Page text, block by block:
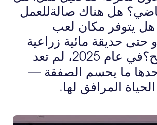
هل هناك صالةللعمل
هل يتوفر مكان لعب
حتى حديقة مائية زراعية
على السطح؟في عام 2025، لم تعد
ما يحسم الصفقة —
المرافق لها.